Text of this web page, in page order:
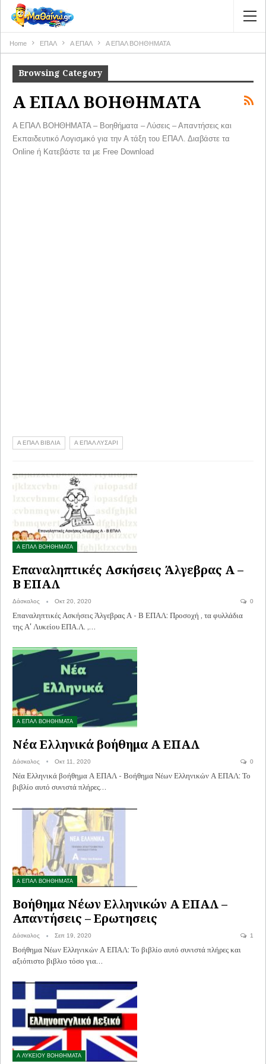
Home ΕΠΑΛ Α ΕΠΑΛ Α ΕΠΑΛ ΒΟΗΘΗΜΑΤΑ
Browsing Category
Α ΕΠΑΛ ΒΟΗΘΗΜΑΤΑ
Α ΕΠΑΛ ΒΟΗΘΗΜΑΤΑ – Βοηθήματα – Λύσεις – Απαντήσεις και
Εκπαιδευτικό Λογισμικό για την Α τάξη του ΕΠΑΛ. Διαβάστε τα
Online ή Κατεβάστε τα με Free Download
Α ΕΠΑΛ ΒΙΒΛΙΑ Α ΕΠΑΛ ΛΥΣΑΡΙ
Α ΕΠΑΛ ΒΟΗΘΗΜΑΤΑ
Επαναληπτικές Ασκήσεις Άλγεβρας Α –
Β ΕΠΑΛ
Δάσκαλος Οκτ 20, 2020 0
Επαναληπτικές Ασκήσεις Άλγεβρας Α - Β ΕΠΑΛ: Προσοχή , τα φυλλάδια
της Α' Λυκείου ΕΠΑ.Λ. ,…
Α ΕΠΑΛ ΒΟΗΘΗΜΑΤΑ
Νέα Ελληνικά βοήθημα Α ΕΠΑΛ
Δάσκαλος Οκτ 11, 2020 0
Νέα Ελληνικά βοήθημα Α ΕΠΑΛ - Βοήθημα Νέων Ελληνικών Α ΕΠΑΛ: Το
βιβλίο αυτό συνιστά πλήρες…
Α ΕΠΑΛ ΒΟΗΘΗΜΑΤΑ
Βοήθημα Νέων Ελληνικών Α ΕΠΑΛ –
Απαντήσεις – Ερωτησεις
Δάσκαλος Σεπ 19, 2020 1
Βοήθημα Νέων Ελληνικών Α ΕΠΑΛ: Το βιβλίο αυτό συνιστά πλήρες και
αξιόπιστο βιβλιο τόσο για…
Α ΛΥΚΕΙΟΥ ΒΟΗΘΗΜΑΤΑ